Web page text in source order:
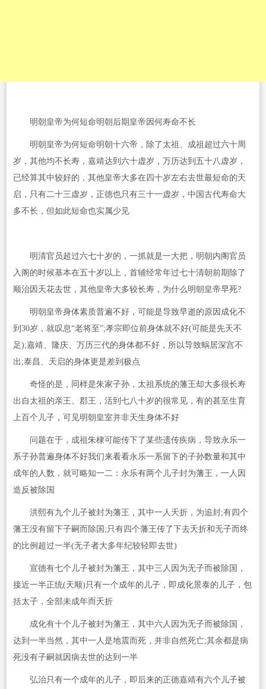
明朝皇帝为何短命明朝后期皇帝因何寿命不长
明朝皇帝为何短命明朝十六帝，除了太祖、成祖超过六十周
岁，其他均不长寿，嘉靖达到六十虚岁，万历达到五十八虚岁，
已经算其中较好的，其他皇帝大多在四十岁左右去世最短命的天
启，只有二十三虚岁，正德也只有三十一虚岁，中国古代寿命大
多不长，但如此短命也实属少见
明清官员超过六七十岁的，一抓就是一大把，明朝内阁官员
入阁的时候基本在五十岁以上，首辅经常年过七十清朝前期除了
顺治因天花去世，其他皇帝大多较长寿，为什么明朝皇帝早死?
明朝皇帝身体素质普遍不好，可能是导致早逝的原因成化不
到30岁，就叹息“老将至”;孝宗即位前身体就不好(可能是先天不
足);嘉靖、隆庆、万历三代的身体都不好，所以导致蜗居深宫不
出;泰昌、天启的身体更是差到极点
奇怪的是，同样是朱家子孙，太祖系统的藩王却大多很长寿
出自太祖的亲王、郡王，活到七八十岁的很常见，有的甚至生育
上百个儿子，可见明朝皇室并非天生身体不好
问题在于，成祖朱棣可能传下了某些遗传疾病，导致永乐一
系子孙普遍身体不好我们来看看永乐一系留下的子孙数量和其中
成年的人数，就可略知一二：永乐有两个儿子封为藩王，一人因
造反被除国
洪熙有九个儿子被封为藩王，其中一人夭折，为追封;有四个
藩王没有留下子嗣而除国;只有四个藩王传了下去夭折和无子而终
的比例超过一半(无子者大多年纪较轻即去世)
宣德有七个儿子被封为藩王，其中三人因为无子而被除国，
接近一半正统(天顺)只有一个成年的儿子，即成化景泰的儿子，包
括太子，全部未成年而夭折
成化有十个儿子被封为藩王，其中六人因为无子而被除国，
达到一半当然，其中一人是地震而死，并非自然死亡;其余都是病
死没有子嗣就因病去世的达到一半
弘治只有一个成年的儿子，即后来的正德嘉靖有六个儿子被